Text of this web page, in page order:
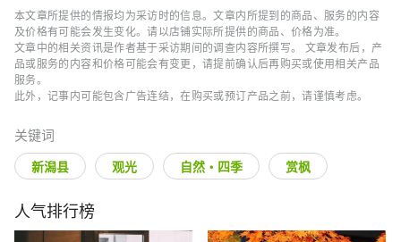
本文章所提供的情报均为采访时的信息。文章内所提到的商品、服务的内容
及价格有可能会发生变化。请以店铺实际所提供的商品、价格为准。
文章中的相关资讯是作者基于采访期间的调查内容所撰写。 文章发布后，产
品或服务的内容和价格可能会有变更，请提前确认后再购买或使用相关产品
服务。
此外，记事内可能包含广告连结，在购买或预订产品之前，请谨慎考虑。
关键词
新潟县 观光 自然・四季 赏枫
人气排行榜